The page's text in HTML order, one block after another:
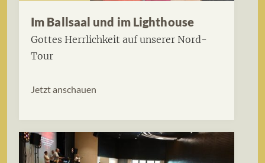
Im Ballsaal und im Lighthouse
Gottes Herrlichkeit auf unserer Nord-
Tour
Jetzt anschauen